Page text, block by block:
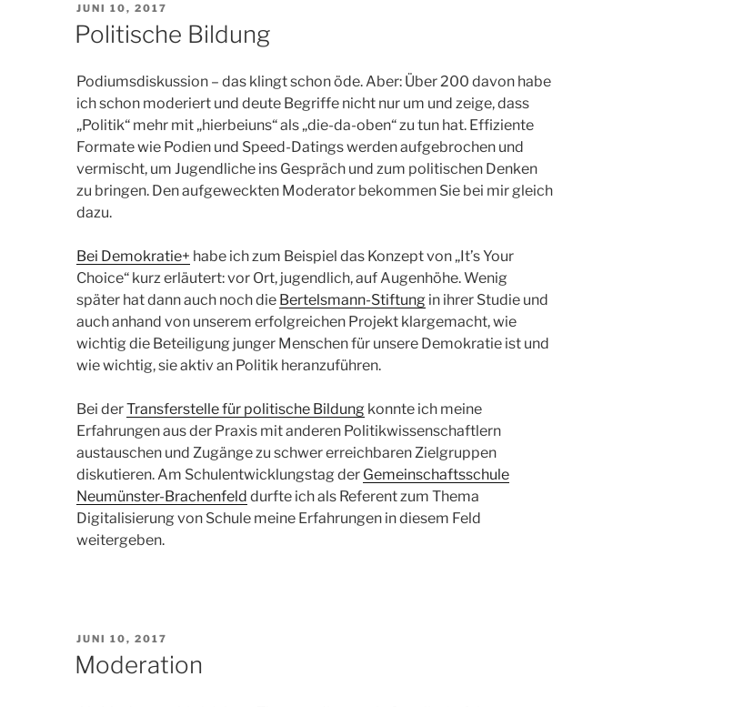
VERÖFFENTLICHT
AM
JUNI 10, 2017
Politische Bildung
Podiumsdiskussion – das klingt schon öde. Aber: Über 200 davon habe
ich schon moderiert und deute Begriffe nicht nur um und zeige, dass
„Politik“ mehr mit „hierbeiuns“ als „die-da-oben“ zu tun hat. Effiziente
Formate wie Podien und Speed-Datings werden aufgebrochen und
vermischt, um Jugendliche ins Gespräch und zum politischen Denken
zu bringen. Den aufgeweckten Moderator bekommen Sie bei mir gleich
dazu.
Bei Demokratie+ habe ich zum Beispiel das Konzept von „It’s Your
Choice“ kurz erläutert: vor Ort, jugendlich, auf Augenhöhe. Wenig
später hat dann auch noch die Bertelsmann-Stiftungin ihrer Studie und
auch anhand von unserem erfolgreichen Projekt klargemacht, wie
wichtig die Beteiligung junger Menschen für unsere Demokratie ist und
wie wichtig, sie aktiv an Politik heranzuführen.
Bei derTransferstelle für politische Bildungkonnte ich meine
Erfahrungen aus der Praxis mit anderen Politikwissenschaftlern
austauschen und Zugänge zu schwer erreichbaren Zielgruppen
diskutieren. Am Schulentwicklungstag der Gemeinschaftsschule
Neumünster-Brachenfeld durfte ich als Referent zum Thema
Digitalisierung von Schule meine Erfahrungen in diesem Feld
weitergeben.
VERÖFFENTLICHT
AM
JUNI 10, 2017
Moderation